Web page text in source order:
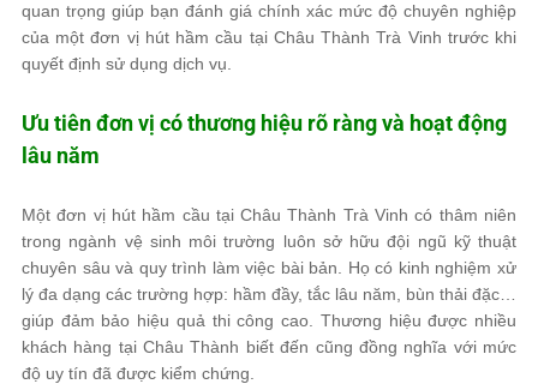
quan trọng giúp bạn đánh giá chính xác mức độ chuyên nghiệp
của một đơn vị hút hầm cầu tại Châu Thành Trà Vinh trước khi
quyết định sử dụng dịch vụ.
Ưu tiên đơn vị có thương hiệu rõ ràng và hoạt động
lâu năm
Một đơn vị hút hầm cầu tại Châu Thành Trà Vinh có thâm niên
trong ngành vệ sinh môi trường luôn sở hữu đội ngũ kỹ thuật
chuyên sâu và quy trình làm việc bài bản. Họ có kinh nghiệm xử
lý đa dạng các trường hợp: hầm đầy, tắc lâu năm, bùn thải đặc…
giúp đảm bảo hiệu quả thi công cao. Thương hiệu được nhiều
khách hàng tại Châu Thành biết đến cũng đồng nghĩa với mức
độ uy tín đã được kiểm chứng.